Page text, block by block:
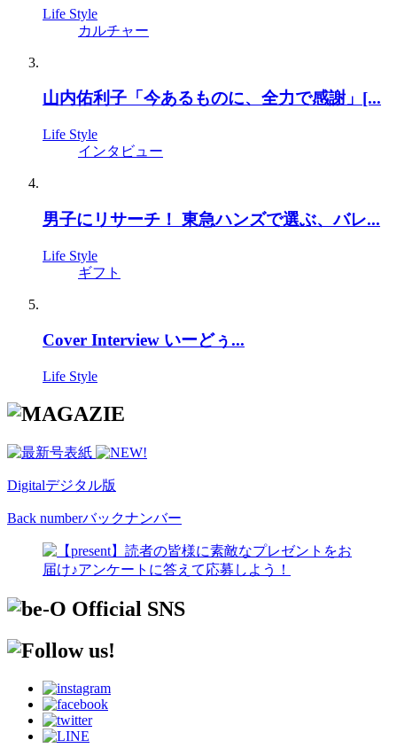
Life Style
カルチャー
山内佑利子「今あるものに、全力で感謝」[...
Life Style
インタビュー
男子にリサーチ！ 東急ハンズで選ぶ、バレ...
Life Style
ギフト
Cover Interview いーどぅ...
Life Style
Digitalデジタル版
Back numberバックナンバー